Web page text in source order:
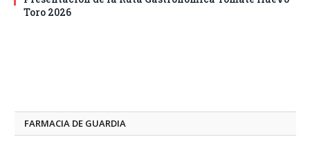
Toro 2026
FARMACIA DE GUARDIA